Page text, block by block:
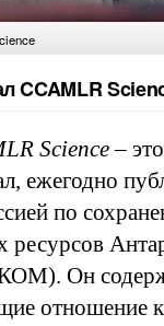
CCAMLR
Science–
ежегодно
по
ресурсов
Он
отношение к